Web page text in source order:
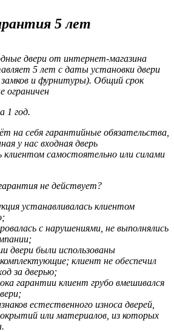
5 лет
двери от интернет-магазина
5 лет с даты установки двери
замков и фурнитуры). Общий срок
ограничен
1 год.
на себя гарантийные обязательства,
у нас входная дверь
клиентом самостоятельно или силами
не действует?
устанавливалась клиентом
с нарушениями, не выполнялись
двери были использованы
клиент не обеспечил
за дверью;
гарантии клиент грубо вмешивался
естественного износа дверей,
или материалов, из которых